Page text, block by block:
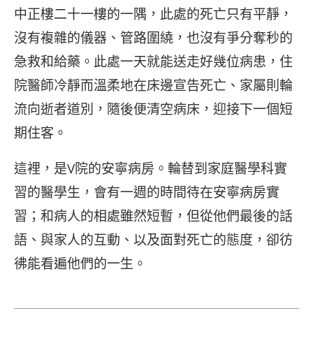
中正樓二十一樓的一隅，此處的死亡只有平靜，
沒有複雜的儀器、管路圍繞，也沒有爭分奪秒的
急救和給藥。此處一天就能送走好幾位病患，住
院醫師冷靜而溫柔地在床邊宣告死亡、家屬則輪
流向逝者道別，隨後便清空病床，迎接下一個短
期住客。
這裡，是V院的安寧病房。輪替到家庭醫學科實
習的醫學生，會有一週的時間待在安寧病房實
習；和病人的相處雖然短暫，但從他們最後的話
語、與家人的互動、以及面對死亡的態度，卻彷
彿能看遍他們的一生。